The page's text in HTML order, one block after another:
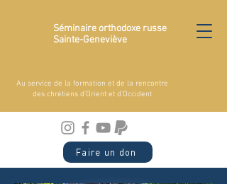
Séminaire orthodoxe russe
Sainte-Geneviève
Au service de la formation et de la rencontre
des chrétiens d'Orient et d'Occident
Faire un don